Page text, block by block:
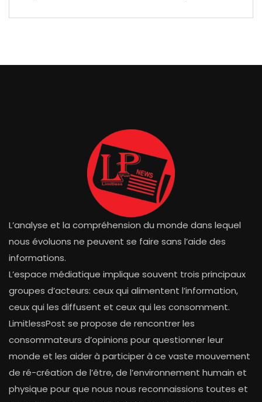
L’analyse et la compréhension du monde dans lequel
nous évoluons ne peuvent se faire sans l’aide des
informations.
L’espace médiatique implique souvent trois principaux
groupes d’acteurs: ceux qui alimentent l’information,
ceux qui les diffusent et ceux qui les consomment.
LimitlessPost se propose de rencontrer les
consommateurs d’opinions pour questionner leur
monde et les aider à participer à ce vaste mouvement
de ré-création de l’être, de l’environnement humain et
physique pour que nous nous reconnaissions toutes et